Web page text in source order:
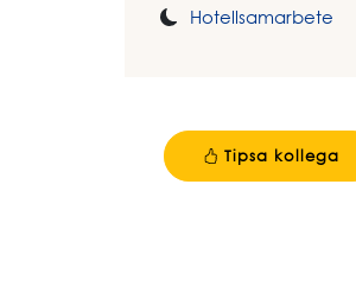
Hotellsamarbete
Tipsa kollega